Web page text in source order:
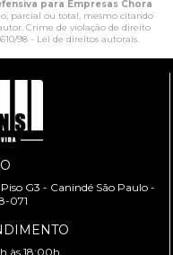
para Empresas Chora
parcial ou total, mesmo citando
Crime de violação de direito
98 - Lei de direitos autorais.
G3 - Canindé São Paulo -
071
às 18:00h